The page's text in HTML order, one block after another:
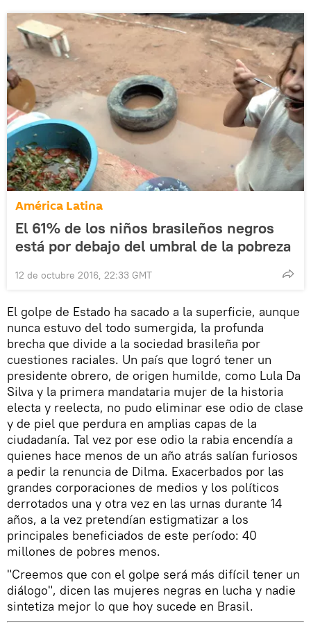
América Latina
El 61% de los niños brasileños negros
está por debajo del umbral de la pobreza
12 de octubre 2016, 22:33 GMT
El golpe de Estado ha sacado a la superficie, aunque
nunca estuvo del todo sumergida, la profunda
brecha que divide a la sociedad brasileña por
cuestiones raciales. Un país que logró tener un
presidente obrero, de origen humilde, como Lula Da
Silva y la primera mandataria mujer de la historia
electa y reelecta, no pudo eliminar ese odio de clase
y de piel que perdura en amplias capas de la
ciudadanía. Tal vez por ese odio la rabia encendía a
quienes hace menos de un año atrás salían furiosos
a pedir la renuncia de Dilma. Exacerbados por las
grandes corporaciones de medios y los políticos
derrotados una y otra vez en las urnas durante 14
años, a la vez pretendían estigmatizar a los
principales beneficiados de este período: 40
millones de pobres menos.
"Creemos que con el golpe será más difícil tener un
diálogo", dicen las mujeres negras en lucha y nadie
sintetiza mejor lo que hoy sucede en Brasil.